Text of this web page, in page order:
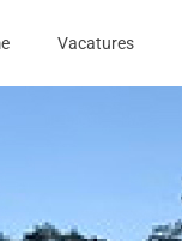
Vacatures